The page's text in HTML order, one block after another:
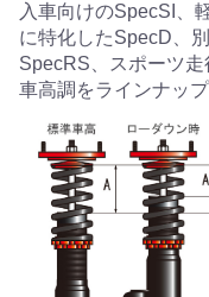
入車向けのSpecSI、
に特化したSpecD、
SpecRS、スポーツ
車高調をラインナップ